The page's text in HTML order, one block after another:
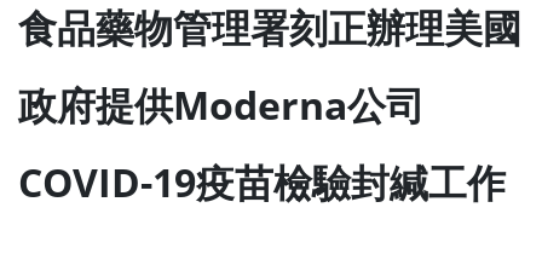
食品藥物管理署刻正辦理美國
政府提供Moderna公司
COVID-19疫苗檢驗封緘工作